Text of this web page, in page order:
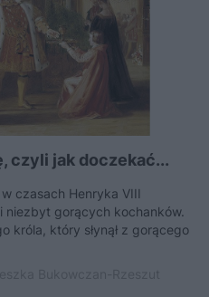
czyli jak doczekać...
czasach Henryka VIII
niezbyt gorących kochanków.
króla, który słynął z gorącego